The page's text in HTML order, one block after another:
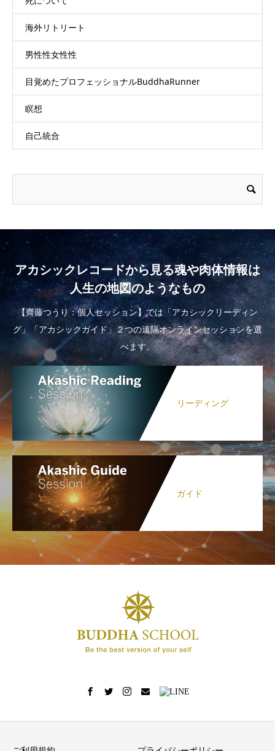
海外リトリート
男性性女性性
目覚めたプロフェッショナルBuddhaRunner
瞑想
自己統合
アカシックレコードから見る魂や肉体情報は
人生の地図のようなもの
【齊藤つうり：個人セッション】では「アカシックリーディン
グ」「アカシックガイド」２つの遠隔オンラインセッションを選
べます。
リーディング
ガイド